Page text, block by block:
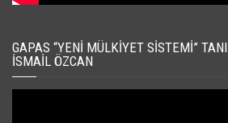
GAPAS “YENI MÜLKIYET SISTEMI”
İSMAIL ÖZCAN